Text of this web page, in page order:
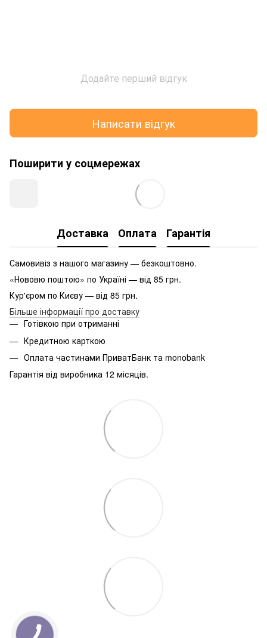
Додайте перший відгук
Написати відгук
Поширити у соцмережах
Доставка Оплата Гарантія
Самовивіз з нашого магазину — безкоштовно.
«Нововю поштою» по Україні — від 85 грн.
Кур'єром по Києву — від 85 грн.
Більше інформації про доставку
Готівкою при отриманні
Кредитною карткою
Оплата частинами ПриватБанк та monobank
Гарантія від виробника 12 місяців.